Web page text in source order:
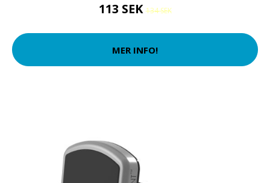
113 SEK134 SEK
MER INFO!